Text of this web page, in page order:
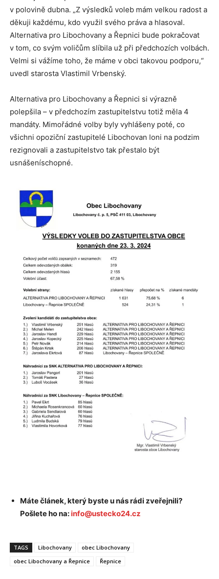
v polovině dubna. „Z výsledků voleb mám velkou radost a
děkuji každému, kdo využil svého práva a hlasoval.
Alternativa pro Libochovany a Řepnici bude pokračovat
v tom, co svým voličům slíbila už při předchozích volbách.
Velmi si vážíme toho, že máme v obci takovou podporu,“
uvedl starosta Vlastimil Vrbenský.
Alternativa pro Libochovany a Řepnici si výrazně
polepšila – v předchozím zastupitelstvu totiž měla 4
mandáty. Mimořádné volby byly vyhlášeny poté, co
všichni opoziční zastupitelé Libochovan loni na podzim
rezignovali a zastupitelstvo tak přestalo být
usnášeníschopné.
Máte článek, který byste u nás rádi zveřejnili?
Pošlete ho na: info@ustecko24.cz
TAGS Libochovany
obec Libochovany
obec Libochovany a Řepnice
Řepnice